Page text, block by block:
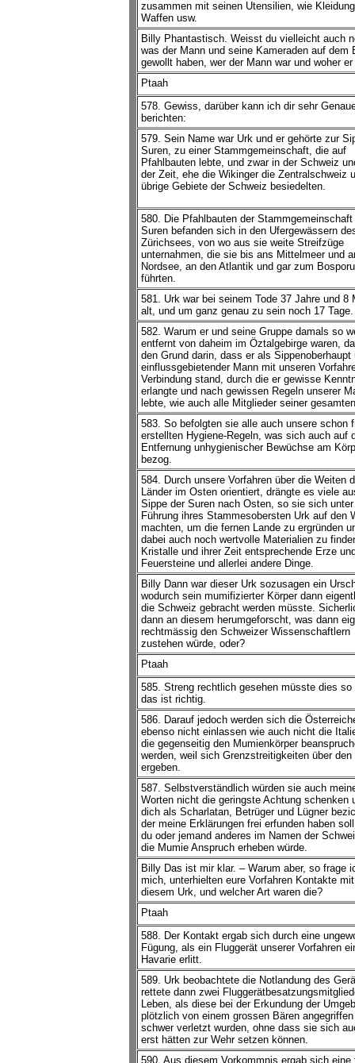
zusammen mit seinen Utensilien, wie
Waffen usw.
Billy Phantastisch. Weisst du vielleicht auch
was der Mann und seine Kameraden auf dem
gewollt haben, wer der Mann war und woher
Ptaah
578. Gewiss, darüber kann ich dir sehr
berichten:
579. Sein Name war Urk und er gehörte zur
Suren, zu einer Stammgemeinschaft, die auf
Pfahlbauten lebte, und zwar in der Schweiz
der Zeit, ehe die Wikinger die Zentralschweiz
übrige Gebiete der Schweiz besiedelten.
580. Die Pfahlbauten der Stammgemeinschaft
Suren befanden sich in den Ufergewässern
Zürichsees, von wo aus sie weite Streifzüge
unternahmen, die sie bis ans Mittelmeer und
Nordsee, an den Atlantik und gar zum
führten.
581. Urk war bei seinem Tode 37 Jahre und 8
alt, und um ganz genau zu sein noch 17 Tage.
582. Warum er und seine Gruppe damals so
entfernt von daheim im Öztalgebirge waren,
den Grund darin, dass er als Sippenoberhaupt
einflussgebietender Mann mit unseren
Verbindung stand, durch die er gewisse
erlangte und nach gewissen Regeln unserer
lebte, wie auch alle Mitglieder seiner
583. So befolgten sie alle auch unsere schon
erstellten Hygiene-Regeln, was sich auch auf
Entfernung unhygienischer Bewüchse am
bezog.
584. Durch unsere Vorfahren über die Weiten
Länder im Osten orientiert, drängte es viele
Sippe der Suren nach Osten, so sie sich unter
Führung ihres Stammesobersten Urk auf den
machten, um die fernen Lande zu ergründen
dabei auch noch wertvolle Materialien zu
Kristalle und ihrer Zeit entsprechende Erze
Feuersteine und allerlei andere Dinge.
Billy Dann war dieser Urk sozusagen ein
wodurch sein mumifizierter Körper dann
die Schweiz gebracht werden müsste.
dann an diesem herumgeforscht, was dann
rechtmässig den Schweizer Wissenschaftlern
zustehen würde, oder?
Ptaah
585. Streng rechtlich gesehen müsste dies so
das ist richtig.
586. Darauf jedoch werden sich die
ebenso nicht einlassen wie auch nicht die
die gegenseitig den Mumienkörper
werden, weil sich Grenzstreitigkeiten über den
ergeben.
587. Selbstverständlich würden sie auch
Worten nicht die geringste Achtung schenken
dich als Scharlatan, Betrüger und Lügner
der meine Erklärungen frei erfunden haben
du oder jemand anderes im Namen der
die Mumie Anspruch erheben würde.
Billy Das ist mir klar. – Warum aber, so frage
mich, unterhielten eure Vorfahren Kontakte mit
diesem Urk, und welcher Art waren die?
Ptaah
588. Der Kontakt ergab sich durch eine
Fügung, als ein Fluggerät unserer Vorfahren
Havarie erlitt.
589. Urk beobachtete die Notlandung des
rettete dann zwei
Leben, als diese bei der Erkundung der
plötzlich von einem grossen Bären angegriffen
schwer verletzt wurden, ohne dass sie sich
erst hätten zur Wehr setzen können.
590. Aus diesem Vorkommnis ergab sich eine